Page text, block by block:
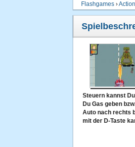
Flashgames ›Action
Steuern kannst
Du Gas geben
Auto nach rechts
mit der D-Taste